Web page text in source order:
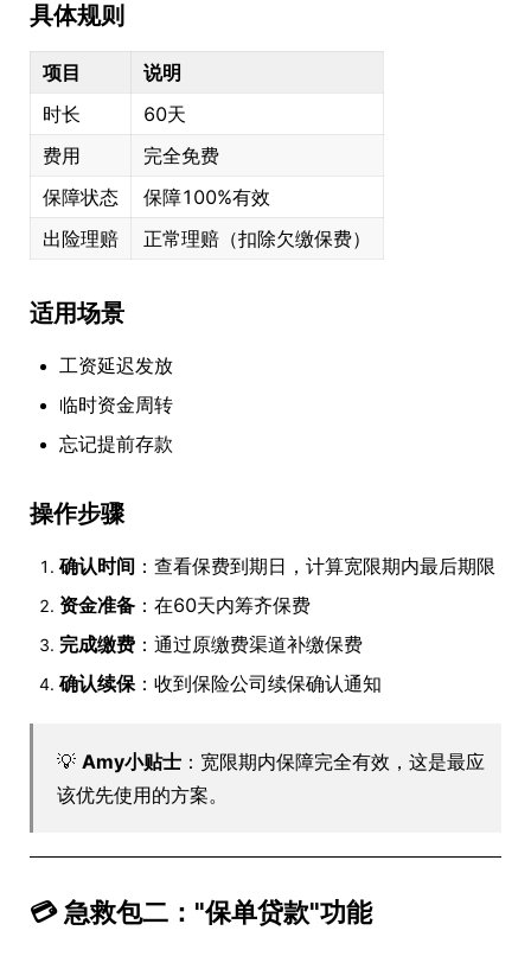
具体规则
项目
说明
时长
60天
费用
完全免费
保障状态
保障100%有效
出险理赔
正常理赔（扣除欠缴保费）
适用场景
工资延迟发放
临时资金周转
忘记提前存款
操作步骤
确认时间 ：查看保费到期日，计算宽限期内最后期限
资金准备 ：在60天内筹齐保费
完成缴费 ：通过原缴费渠道补缴保费
确认续保：收到保险公司续保确认通知
💡 Amy小贴士 ：宽限期内保障完全有效，这是最应
该优先使用的方案。
💳 急救包二："保单贷款"功能